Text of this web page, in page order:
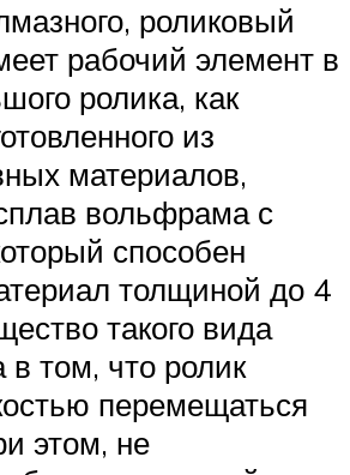
роликовый
рабочий элемент в
ролика, как
из
материалов,
вольфрама с
способен
толщиной до 4
такого вида
в том, что ролик
перемещаться
этом, не